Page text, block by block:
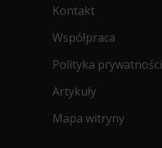
Kontakt
Współpraca
Polityka prywatności
Artykuły
Mapa witryny